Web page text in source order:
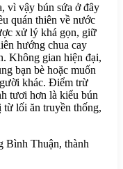
vì vậy bún sứa ở đây
quán thiên về nước
xử lý khá gọn, giữ
hướng chua cay
Không gian hiện đại,
bạn bè hoặc muốn
khác. Điểm trừ
tươi hơn là kiểu bún
từ lối ăn truyền thống,
Thuận, thành